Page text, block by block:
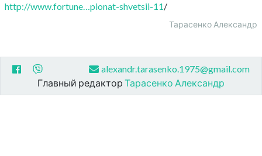
http://www.fortune…pionat-shvetsii-11/
Тарасенко Александр
alexandr.tarasenko.1975@gmail.com
Главный редактор Тарасенко Александр